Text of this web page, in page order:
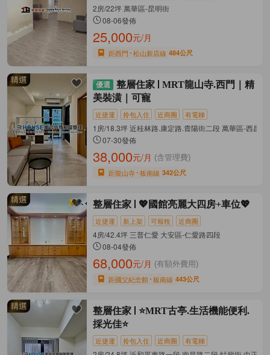
2房/22坪 萬華區-昆明街
08-06發佈
25,000元/月
距西門 松山新店線 484公尺
整層住家
MRT龍山寺.西門｜精
美裝潢｜可寵
近捷運 拎包入住 近商圈 有電梯
1房/18.3坪 近桂林路.康定路.貴陽街二段 萬華區-西昌街
07-30發佈
38,000元/月 (含管理費)
距龍山寺 板南線 342公尺
整層住家 💖國館亮麗大四房+車位💖
近捷運 新上架 可報稅 近商圈
4房/42.4坪 三普仁愛 大安區-仁愛路四段
08-04發佈
68,000元/月 (有額外費用)
距國父紀念館 板南線 443公尺
整層住家
⭐MRT古亭.生活機能便利.
採光佳⭐
近捷運 拎包入住 近商圈 有電梯